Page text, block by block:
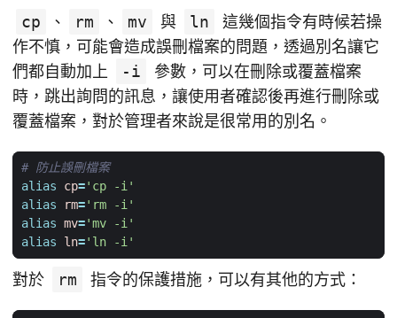
cp 、 rm 、 mv 與 ln
這幾個指令有時候若操
作不慎，可能會造成誤刪檔案的問題，透過別名讓它
們都自動加上
-i
參數，可以在刪除或覆蓋檔案
時，跳出詢問的訊息，讓使用者確認後再進行刪除或
覆蓋檔案，對於管理者來說是很常用的別名。
# 防止誤刪檔案
alias
cp='cp -i'
alias
rm='rm -i'
alias mv='mv -i'
alias
ln='ln -i'
對於 rm 指令的保護措施，可以有其他的方式：